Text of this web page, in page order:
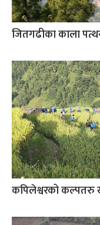
जितगढीका काला
कपिलेश्वरको